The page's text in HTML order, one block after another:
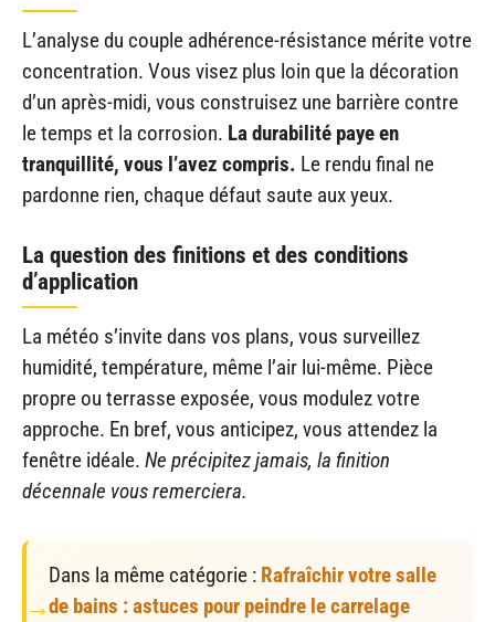
L’analyse du couple adhérence-résistance mérite votre
concentration. Vous visez plus loin que la décoration
d’un après-midi, vous construisez une barrière contre
le temps et la corrosion. La durabilité paye en
tranquillité, vous l’avez compris. Le rendu final ne
pardonne rien, chaque défaut saute aux yeux.
La question des finitions et des conditions
d’application
La météo s’invite dans vos plans, vous surveillez
humidité, température, même l’air lui-même. Pièce
propre ou terrasse exposée, vous modulez votre
approche. En bref, vous anticipez, vous attendez la
fenêtre idéale. Ne précipitez jamais, la finition
décennale vous remerciera.
Dans la même catégorie : Rafraîchir votre salle
de bains : astuces pour peindre le carrelage